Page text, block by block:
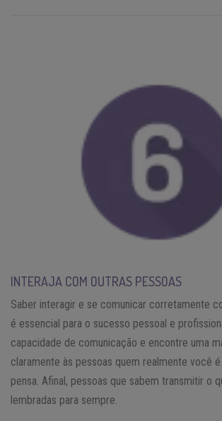
INTERAJA COM OUTRAS PESSOAS
Saber interagir e se comunicar corretamente
é essencial para o sucesso pessoal e
capacidade de comunicação e encontre uma
claramente às pessoas quem realmente você
pensa. Afinal, pessoas que sabem transmitir o
lembradas para sempre.